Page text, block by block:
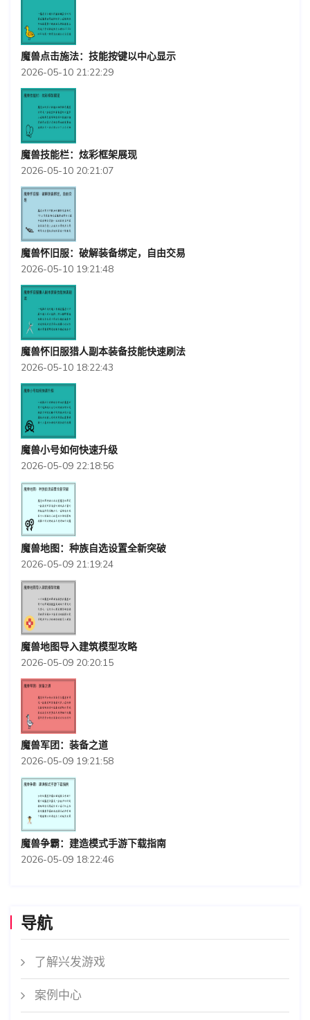
魔兽点击施法：技能按键以中心显示
2026-05-10 21:22:29
魔兽技能栏：炫彩框架展现
2026-05-10 20:21:07
魔兽怀旧服：破解装备绑定，自由交易
2026-05-10 19:21:48
魔兽怀旧服猎人副本装备技能快速刷法
2026-05-10 18:22:43
魔兽小号如何快速升级
2026-05-09 22:18:56
魔兽地图：种族自选设置全新突破
2026-05-09 21:19:24
魔兽地图导入建筑模型攻略
2026-05-09 20:20:15
魔兽军团：装备之道
2026-05-09 19:21:58
魔兽争霸：建造模式手游下载指南
2026-05-09 18:22:46
导航
了解兴发游戏
案例中心